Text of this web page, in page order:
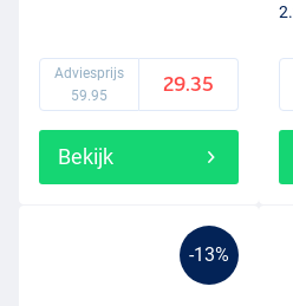
Adviesprijs
59.95
29.35
Bekijk
-13%